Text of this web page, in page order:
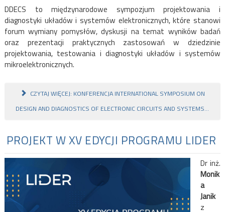
DDECS to międzynarodowe sympozjum projektowania i
diagnostyki układów i systemów elektronicznych, które stanowi
forum wymiany pomysłów, dyskusji na temat wyników badań
oraz prezentacji praktycznych zastosowań w dziedzinie
projektowania, testowania i diagnostyki układów i systemów
mikroelektronicznych.
CZYTAJ WIĘCEJ: KONFERENCJA INTERNATIONAL SYMPOSIUM ON
DESIGN AND DIAGNOSTICS OF ELECTRONIC CIRCUITS AND SYSTEMS...
PROJEKT W XV EDYCJI PROGRAMU LIDER
Dr inż.
Monik
a
Janik
z